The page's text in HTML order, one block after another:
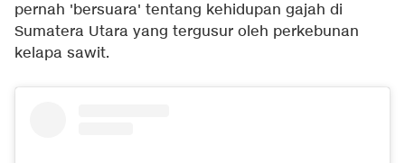
pernah 'bersuara' tentang kehidupan gajah di
Sumatera Utara yang tergusur oleh perkebunan
kelapa sawit.